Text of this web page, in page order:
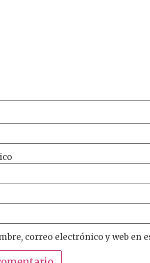
correo electrónico y web en